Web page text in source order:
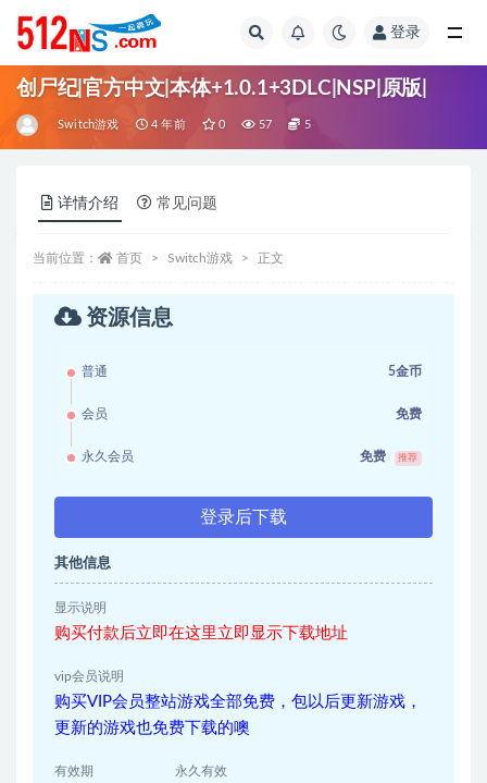
登录
创尸纪|官方中文|本体+1.0.1+3DLC|NSP|原版|
Switch游戏 4 年前 0 57 5
详情介绍 常见问题
当前位置： 首页 Switch游戏 正文
资源信息
普通 5金币
会员 免费
永久会员 免费 推荐
登录后下载
其他信息
显示说明
购买付款后立即在这里立即显示下载地址
vip会员说明
购买VIP会员整站游戏全部免费，包以后更新游戏，
更新的游戏也免费下载的噢
有效期 永久有效